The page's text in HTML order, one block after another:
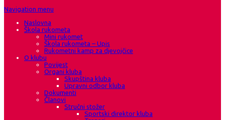
Navigation menu
Naslovna
Škola rukometa
Mini rukomet
Škola rukometa – Upis
Rukometni kamp za djevojčice
O klubu
Povijest
Organi kluba
Skupština kluba
Upravni odbor kluba
Dokumenti
Članovi
Stručni stožer
Sportski direktor kluba